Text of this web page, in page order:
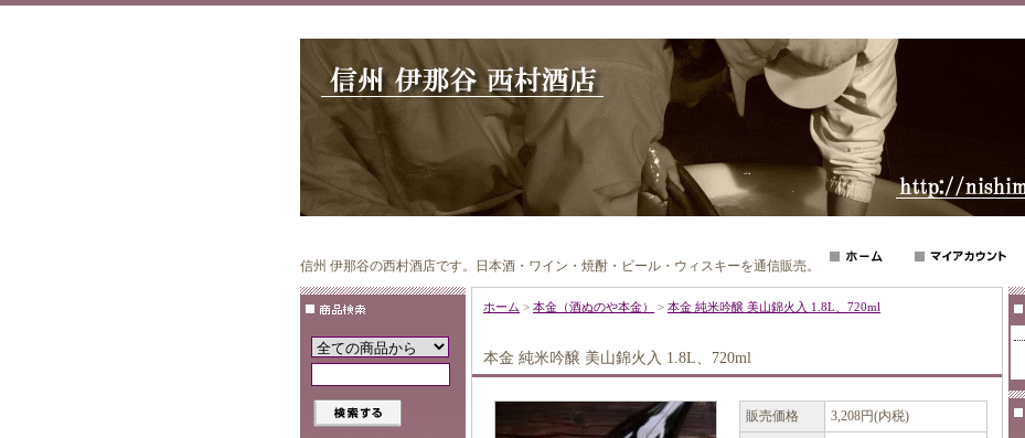
信州 伊那谷の西村酒店です。日本酒・ワイン・焼酎・ビール・ウィスキーを通信販売。
ホーム > 本金（酒ぬのや本金） > 本金 純米吟醸 美山錦火入 1.8L、720ml
本金 純米吟醸 美山錦火入 1.8L、720ml
販売価格
3,208円(内税)